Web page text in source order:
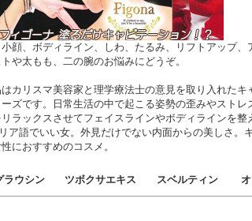
顔、ボディライン、しわ、たるみ、リフトアップ、
や太もも、二の腕のお悩みにどうぞ。
カリスマ美容家と理学療法士の意見を取り入れたキ
ズです。日常生活の中で起こる姿勢の歪みやストレ
ラックスさせてフェイスラインやボディラインを整
ア語でいい女。外見だけでない内面からの美しさ。
におすすめのコスメ。
ラウシン ツボクサエキス スベルティン